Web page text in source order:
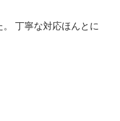
丁寧な対応ほんとに